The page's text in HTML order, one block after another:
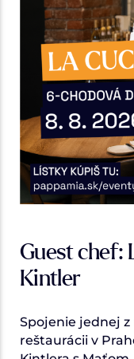
Guest chef:
Kintler
Spojenie jednej
reštaurácii v